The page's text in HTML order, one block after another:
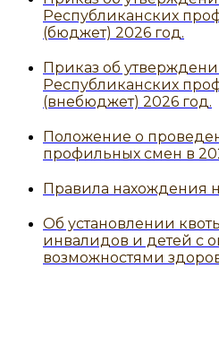
Республиканских
(бюджет) 2026 год.
Приказ об
Республиканских
(внебюджет) 2026 год.
Положение о
профильных смен в
Правила нахождения
Об установлении
инвалидов и детей с
возможностями